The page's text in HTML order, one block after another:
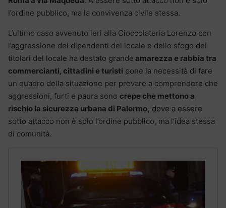
l’ordine pubblico, ma la convivenza civile stessa.
L’ultimo caso avvenuto ieri alla Cioccolateria Lorenzo con
l’aggressione dei dipendenti del locale e dello sfogo dei
titolari del locale ha destato grande amarezza e rabbia tra
commercianti, cittadini e turisti pone la necessità di fare
un quadro della situazione per provare a comprendere che
aggressioni, furti e paura sono crepe che mettono a
rischio la sicurezza urbana di Palermo, dove a essere
sotto attacco non è solo l’ordine pubblico, ma l’idea stessa
di comunità.